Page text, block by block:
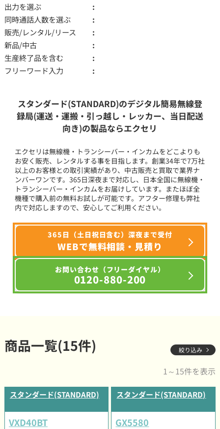
出力を選ぶ
同時通話人数を選ぶ
販売/レンタル/リース
新品/中古
生産終了品を含む
フリーワード入力
スタンダード(STANDARD)のデジタル簡易無線登
録局(運送・運搬・引っ越し・レッカー、当日配送
向き)の製品ならエクセリ
エクセリは無線機・トランシーバー・インカムをどこよりも
お安く販売、レンタルする事を目指します。創業34年で7万社
以上のお客様との取引実績があり、中古販売と買取で業界ナ
ンバーワンです。365日深夜まで対応し、日本全国に無線機・
トランシーバー・インカムをお届けしています。またほぼ全
機種で購入前の無料お試しが可能です。アフター修理も弊社
内で対応しますので、安心してご利用ください。
365日（土日祝日含む）深夜まで受付
WEBで無料相談・見積り
お問い合わせ（フリーダイヤル）
0120-880-200
商品一覧(15件) 絞り込み
1～15件を表示
スタンダード(STANDARD)
VXD40BT
スタンダード(STANDARD)
GX5580